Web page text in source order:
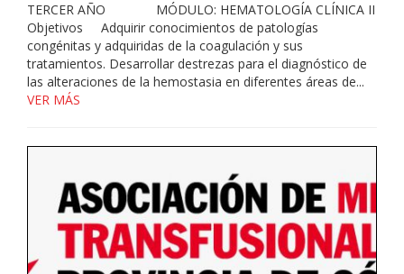
TERCER AÑO MÓDULO: HEMATOLOGÍA CLÍNICA II
Objetivos Adquirir conocimientos de patologías
congénitas y adquiridas de la coagulación y sus
tratamientos. Desarrollar destrezas para el diagnóstico de
las alteraciones de la hemostasia en diferentes áreas de...
VER MÁS